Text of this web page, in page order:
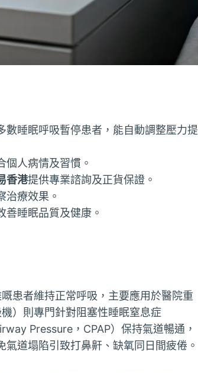
睡眠呼吸暫停患者，能自動調整壓力提
人病情及習慣。
香港提供專業諮詢及正貨保證。
治療效果。
睡眠品質及健康。
患者維持正常呼吸，主要應用於醫院重
）則專門針對阻塞性睡眠窒息症
Pressure，CPAP）保持氣道暢通，
道塌陷引致打鼻鼾、缺氧同日間疲倦。